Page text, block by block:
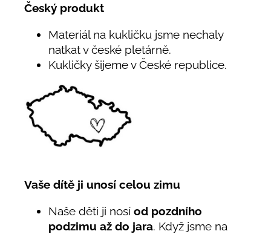
Český produkt
Materiál na kukličku jsme nechaly
natkat v české pletárně.
Kukličky šijeme v České republice.
Vaše dítě ji unosí celou zimu
Naše děti ji nosí od pozdního
podzimu až do jara. Když jsme na